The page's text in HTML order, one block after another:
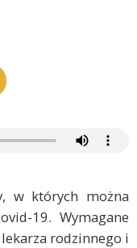
w których można
19. Wymagane
rodzinnego i